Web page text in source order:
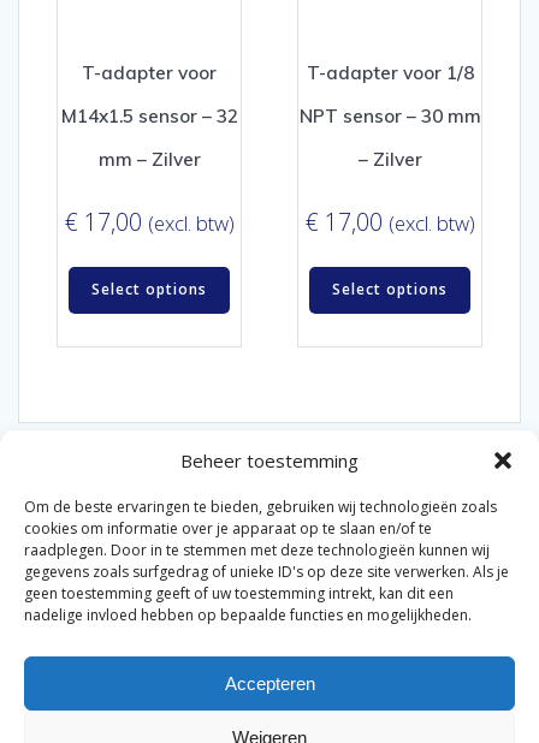
Beheer toestemming
Om de beste ervaringen te bieden, gebruiken wij technologieën zoals
cookies om informatie over je apparaat op te slaan en/of te
raadplegen. Door in te stemmen met deze technologieën kunnen wij
gegevens zoals surfgedrag of unieke ID's op deze site verwerken. Als je
geen toestemming geeft of uw toestemming intrekt, kan dit een
nadelige invloed hebben op bepaalde functies en mogelijkheden.
Accepteren
Weigeren
T-adapter voor
M14x1.5 sensor – 32
mm – Zilver
€ 17,00 (excl. btw)
Select options
T-adapter voor 1/8
NPT sensor – 30 mm
– Zilver
€ 17,00 (excl. btw)
Select options
© 2026 Van der Bel Las en Radiateurenbedrijf.
Privacyverklaring|Cookiebeleid|Retourbeleid|
Algemene voorwaarden voor consumenten
algemene voorwaarden
Disclaimer